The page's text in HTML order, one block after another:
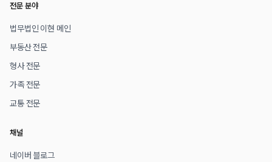
전문 분야
법무법인 이현 메인
부동산 전문
형사 전문
가족 전문
교통 전문
채널
네이버 블로그